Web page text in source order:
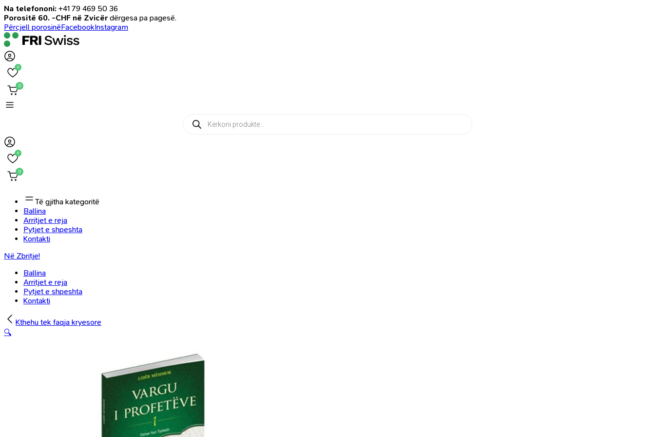
Na telefononi: +41 79 469 50 36
Porositë 60. -CHF në Zvicër dërgesa pa pagesë.
Përcjell porosinëFacebookInstagram
0
0
Products
search
0
0
Të gjitha kategoritë
Ballina
Arritjet e reja
Pytjet e shpeshta
Kontakti
Në Zbritje!
Ballina
Arritjet e reja
Pytjet e shpeshta
Kontakti
Kthehu tek faqja kryesore
🔍